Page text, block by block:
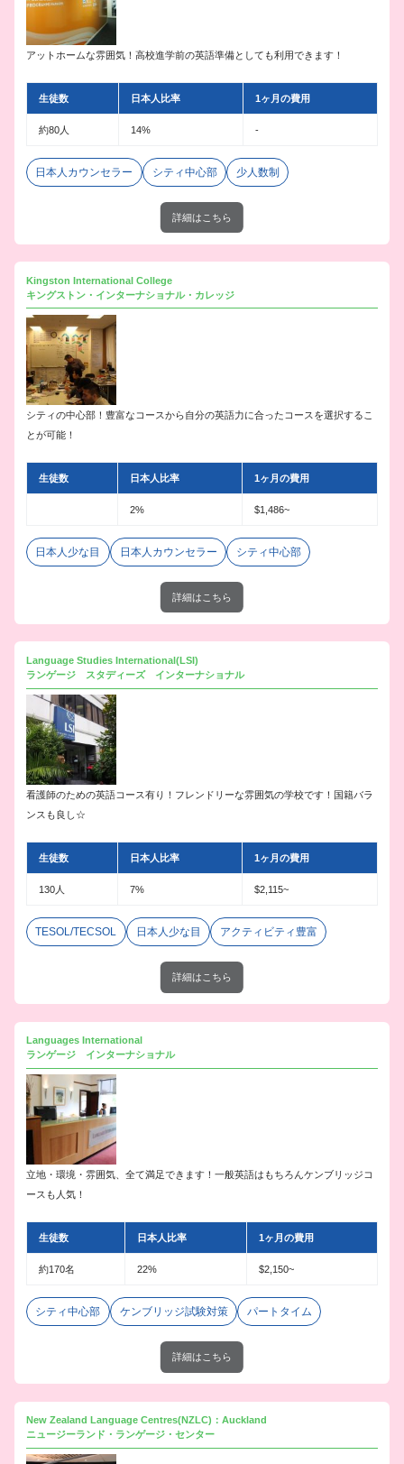
アットホームな雰囲気！高校進学前の英語準備としても利用できます！
生徒数 日本人比率 1ヶ月の費用
約80人 14% -
日本人カウンセラー シティ中心部 少人数制
詳細はこちら
Kingston International College
キングストン・インターナショナル・カレッジ
シティの中心部！豊富なコースから自分の英語力に合ったコースを選択するこ
とが可能！
生徒数 日本人比率 1ヶ月の費用
2% $1,486~
日本人少な目 日本人カウンセラー シティ中心部
詳細はこちら
Language Studies International(LSI)
ランゲージ スタディーズ インターナショナル
看護師のための英語コース有り！フレンドリーな雰囲気の学校です！国籍バラ
ンスも良し☆
生徒数 日本人比率 1ヶ月の費用
130人 7% $2,115~
TESOL/TECSOL 日本人少な目 アクティビティ豊富
詳細はこちら
Languages International
ランゲージ インターナショナル
立地・環境・雰囲気、全て満足できます！一般英語はもちろんケンブリッジコ
ースも人気！
生徒数 日本人比率 1ヶ月の費用
約170名 22% $2,150~
シティ中心部 ケンブリッジ試験対策 パートタイム
詳細はこちら
New Zealand Language Centres(NZLC)：Auckland
ニュージーランド・ランゲージ・センター